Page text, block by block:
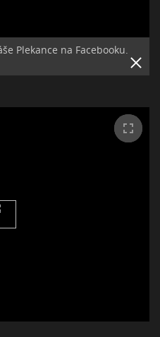
Plekance na Facebooku.